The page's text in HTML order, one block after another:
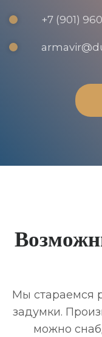
+7 (901)
Мы стараемся
задумки.
можно